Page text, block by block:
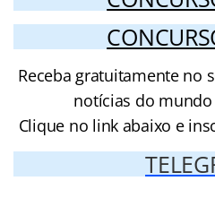
Receba gratuitamente no
notícias do
Clique no link abaixo e